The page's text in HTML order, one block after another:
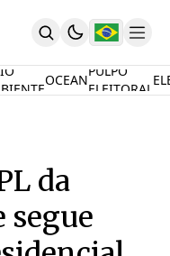
OCEAN
PULPO
ELEITORAL
da
segue